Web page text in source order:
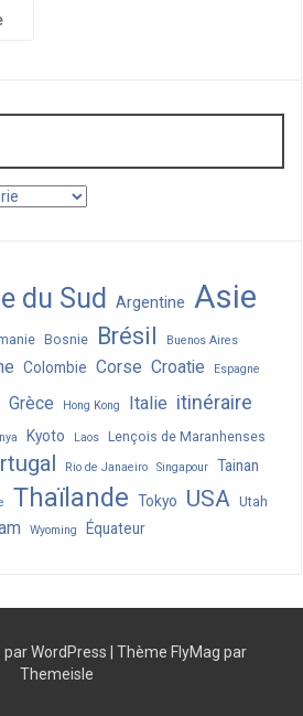
du Sud Argentine Asie
Bosnie Brésil Buenos Aires
Colombie Corse Croatie Espagne
Grèce Hong Kong Italie itinéraire
Kyoto Laos Lençois de Maranhenses
Rio de Janaeiro Singapour
Tainan
Thaïlande Tokyo USA Utah
Wyoming Équateur
WordPress Thème FlyMag par
Themeisle